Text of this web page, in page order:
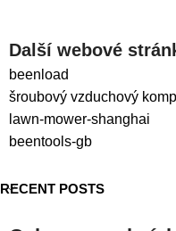
Další webové
beenload
šroubový vzduchový
lawn-mower-shanghai
beentools-gb
RECENT POSTS